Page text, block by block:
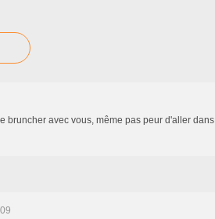
bruncher avec vous, même pas peur d'aller dans